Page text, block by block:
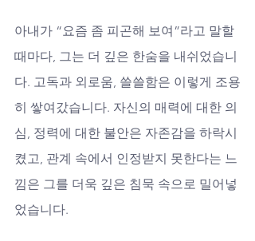
아내가 “요즘 좀 피곤해 보여”라고 말할
때마다, 그는 더 깊은 한숨을 내쉬었습니
다. 고독과 외로움, 쓸쓸함은 이렇게 조용
히 쌓여갔습니다. 자신의 매력에 대한 의
심, 정력에 대한 불안은 자존감을 하락시
켰고, 관계 속에서 인정받지 못한다는 느
낌은 그를 더욱 깊은 침묵 속으로 밀어넣
었습니다.